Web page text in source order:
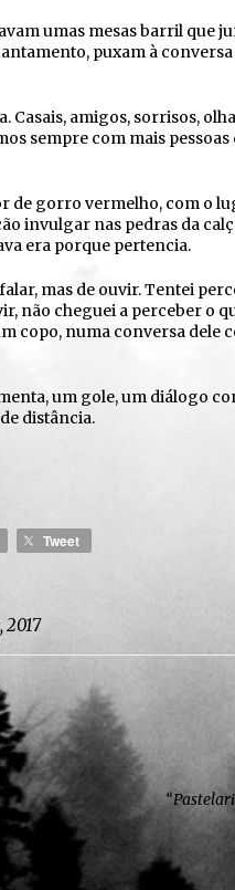
umas mesas barril que
puxam à
Casais, amigos, sorrisos,
sempre com mais pessoas
de gorro vermelho, com o
invulgar nas pedras da
era porque pertencia.
mas de ouvir. Tentei
não cheguei a perceber o
copo, numa conversa dele
um gole, um diálogo
distância.
Tweet
2017